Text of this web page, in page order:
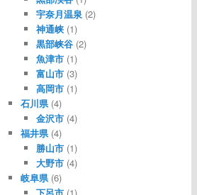
宇奈月温泉 (2)
神通峡 (1)
黒部峡谷 (2)
魚津市 (1)
富山市 (3)
高岡市 (1)
石川県(4)
金沢市 (4)
福井県(4)
勝山市 (1)
大野市 (4)
岐阜県(6)
下呂市 (1)